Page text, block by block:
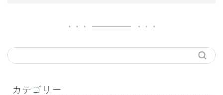
カテゴリー